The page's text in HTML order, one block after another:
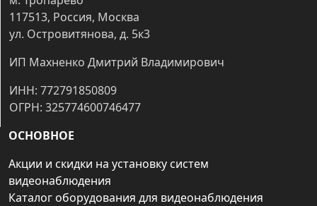
117513, Россия, Москва
ул. Островитянова, д. 5к3
ИП Махненко Дмитрий Владимирович
ИНН: 772791850809
ОГРН: 325774600746477
ОСНОВНОЕ
Акции и скидки на установку систем
видеонаблюдения
Каталог оборудования для видеонаблюдения